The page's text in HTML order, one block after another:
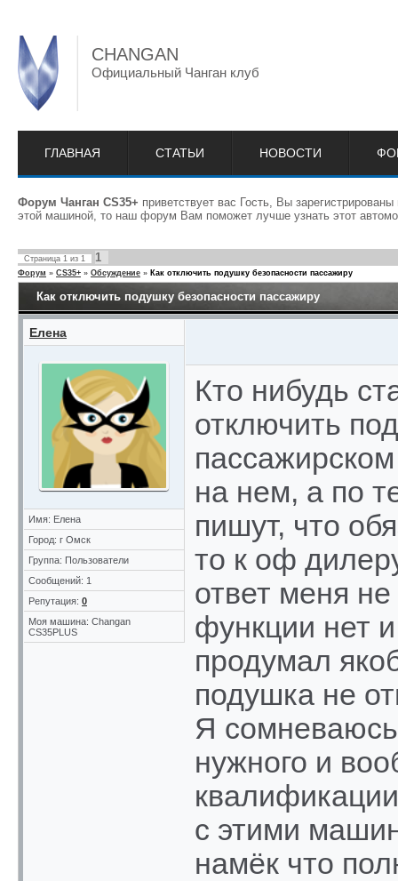
CHANGAN
Официальный Чанган клуб
ГЛАВНАЯ СТАТЬИ НОВОСТИ
Форум Чанган CS35+ приветствует вас Гость, Вы
этой машиной, то наш форум Вам поможет лучше узнать этот
Страница 1 из 1 1
Форум » CS35+ » Обсуждение » Как отключить подушку безопасности пассажиру
Как отключить подушку безопасности пассажиру
Елена
Имя: Елена
Город: г Омск
Группа: Пользователи
Сообщений: 1
Репутация: 0
Моя машина: Changan
CS35PLUS
Кто нибудь
отключить
на нем, а по
пишут, что
то к оф
ответ меня
функции нет
продумал
подушка не
Я
нужного и
с этими
намёк что